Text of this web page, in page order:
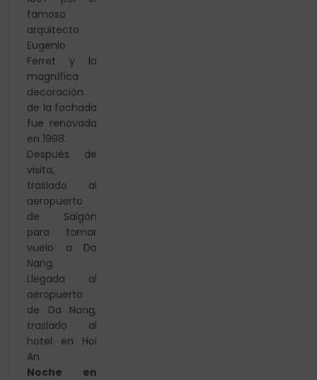
famoso
arquitecto
Eugenio
Ferret y la
magnífica
decoración
de la fachada
fue renovada
en 1998.
Después de
visita,
traslado al
aeropuerto
de Saigón
para tomar
vuelo a Da
Nang.
Llegada al
aeropuerto
de Da Nang,
traslado al
hotel en Hoi
An.
Noche en